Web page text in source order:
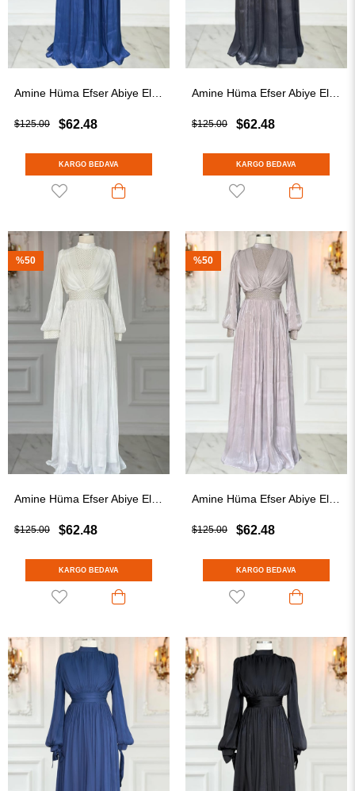
$62.48
$125.00
KARGO BEDAVA
$62.48
$125.00
KARGO BEDAVA
$62.48
$125.00
KARGO BEDAVA
%50
$62.48
$125.00
KARGO BEDAVA
%50